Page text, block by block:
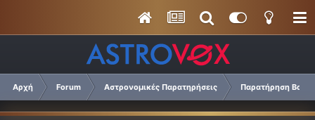
Αρχή Forum Αστρονομικές Παρατηρήσεις Παρατήρηση Βαθύ